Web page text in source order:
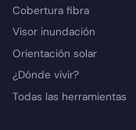
Cobertura fibra
Visor inundación
Orientación solar
¿Dónde vivir?
Todas las herramientas